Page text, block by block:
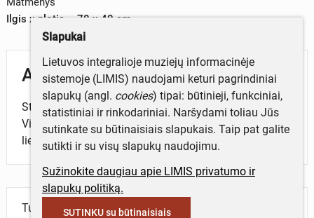
Ilgis x plotis – 78 x 40 cm
Aprašymas
Stačiakampio formos baltas vaflinis rankšluostis.
Viename kampe prisiūta popierinė etiketė su tekstu
lietuvių ir rusų kalbomis.
Turite daugiau informacijos apie objektą?
Slapukai
Lietuvos integralioje muziejų informacinėje
sistemoje (LIMIS) naudojami keturi pagrindiniai
slapukų (angl. cookies) tipai: būtinieji, funkciniai,
statistiniai ir rinkodariniai. Naršydami toliau Jūs
sutinkate su būtinaisiais slapukais. Taip pat galite
sutikti ir su visų slapukų naudojimu.
Sužinokite daugiau apie LIMIS privatumo ir
slapukų politiką.
SUTINKU su būtinaisiais